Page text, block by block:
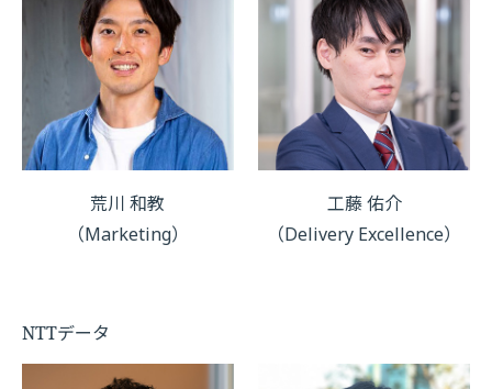
荒川 和教
（Marketing）
工藤 佑介
（Delivery Excellence）
NTTデータ